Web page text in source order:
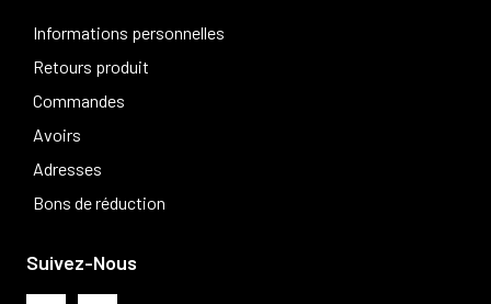
Informations personnelles
Retours produit
Commandes
Avoirs
Adresses
Bons de réduction
Suivez-Nous